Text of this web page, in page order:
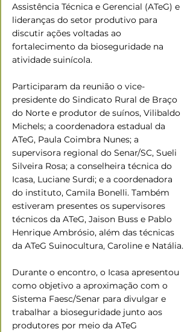
Assistência Técnica e Gerencial (ATeG) e
lideranças do setor produtivo para
discutir ações voltadas ao
fortalecimento da bioseguridade na
atividade suinícola.
Participaram da reunião o vice-
presidente do Sindicato Rural de Braço
do Norte e produtor de suínos, Vilibaldo
Michels; a coordenadora estadual da
ATeG, Paula Coimbra Nunes; a
supervisora regional do Senar/SC, Sueli
Silveira Rosa; a conselheira técnica do
Icasa, Luciane Surdi; e a coordenadora
do instituto, Camila Bonelli. Também
estiveram presentes os supervisores
técnicos da ATeG, Jaison Buss e Pablo
Henrique Ambrósio, além das técnicas
da ATeG Suinocultura, Caroline e Natália.
Durante o encontro, o Icasa apresentou
como objetivo a aproximação com o
Sistema Faesc/Senar para divulgar e
trabalhar a bioseguridade junto aos
produtores por meio da ATeG